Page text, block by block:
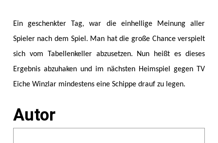
Ein geschenkter Tag, war die einhellige Meinung aller
Spieler nach dem Spiel. Man hat die große Chance verspielt
sich vom Tabellenkeller abzusetzen. Nun heißt es dieses
Ergebnis abzuhaken und im nächsten Heimspiel gegen TV
Eiche Winzlar mindestens eine Schippe drauf zu legen.
Autor